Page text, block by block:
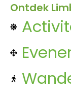
Ontdek